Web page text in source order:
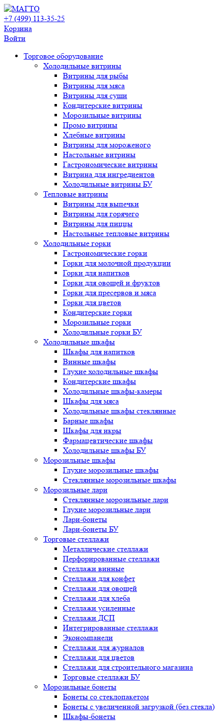
+7 (499) 113-35-25
Корзина
Войти
Свернуть/
развернуть
Торговое оборудованиe
Холодильные витрины
Витрины для рыбы
Витрины для мяса
Витрины для суши
Кондитерские витрины
Морозильные витрины
Промо витрины
Хлебные витрины
Витрины для мороженого
Настольные витрины
Гастрономические витрины
Витрина для ингредиентов
Холодильные витрины БУ
Тепловые витрины
Витрины для выпечки
Витрины для горячего
Витрины для пиццы
Настольные тепловые витрины
Холодильные горки
Гастрономические горки
Горки для молочной продукции
Горки для напитков
Горки для овощей и фруктов
Горки для пресервов и мяса
Горки для цветов
Кондитерские горки
Морозильные горки
Холодильные горки БУ
Холодильные шкафы
Шкафы для напитков
Винные шкафы
Глухие холодильные шкафы
Кондитерские шкафы
Холодильные шкафы-камеры
Шкафы для мяса
Холодильные шкафы стеклянные
Барные шкафы
Шкафы для икры
Фармацевтические шкафы
Холодильные шкафы БУ
Морозильные шкафы
Глухие морозильные шкафы
Стеклянные морозильные шкафы
Морозильные лари
Стеклянные морозильные лари
Глухие морозильные лари
Лари-бонеты
Лари-бонеты БУ
Торговые стеллажи
Металлические стеллажи
Перфорированные стеллажи
Стеллажи винные
Стеллажи для конфет
Стеллажи для овощей
Стеллажи для хлеба
Стеллажи усиленные
Стеллажи ДСП
Интегрированные стеллажи
Экономпанели
Стеллажи для журналов
Стеллажи для цветов
Стеллажи для строительного магазина
Торговые стеллажи БУ
Морозильные бонеты
Бонеты со стеклопакетом
Бонеты с увеличенной загрузкой (без стекла)
Шкафы-бонеты